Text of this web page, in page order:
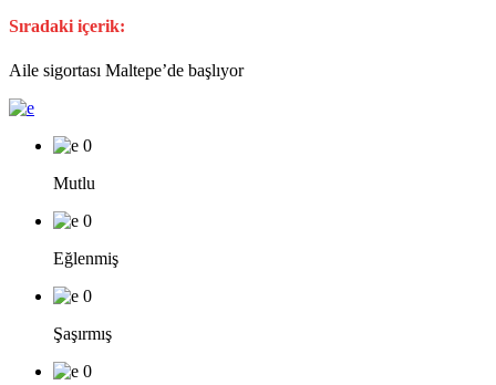
Sıradaki içerik:
Aile sigortası Maltepe’de başlıyor
0
Mutlu
0
Eğlenmiş
0
Şaşırmış
0